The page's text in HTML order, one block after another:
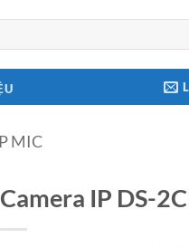
MIC
Camera IP DS-